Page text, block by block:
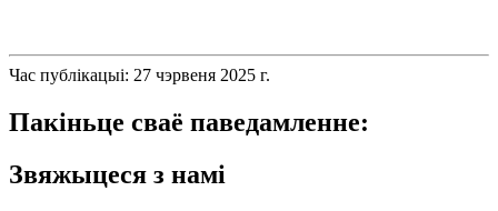
Час публікацыі: 27 чэрвеня 2025 г.
Пакіньце сваё паведамленне:
Звяжыцеся з намі